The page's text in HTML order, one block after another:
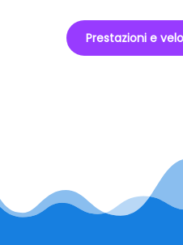
Prestazioni e